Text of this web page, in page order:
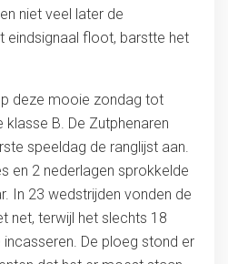
niet veel later de
eindsignaal floot, barstte het
deze mooie zondag tot
B. De Zutphenaren
speeldag de ranglijst aan.
en 2 nederlagen sprokkelde
In 23 wedstrijden vonden de
net, terwijl het slechts 18
De ploeg stond er